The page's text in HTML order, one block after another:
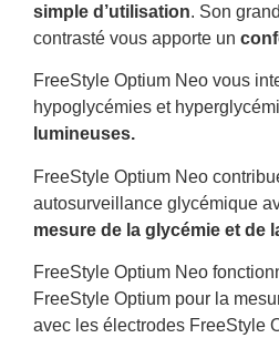
simple d’utilisation. Son
contrasté vous apporte un
FreeStyle Optium Neo vous
hypoglycémies et
lumineuses.
FreeStyle Optium Neo
autosurveillance glycémique
mesure de la glycémie et de
FreeStyle Optium Neo
FreeStyle Optium pour la
avec les électrodes FreeStyle